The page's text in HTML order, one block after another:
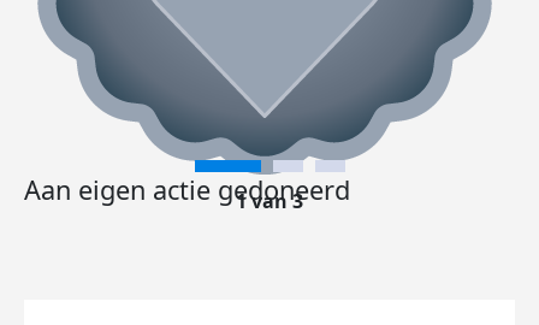
Aan eigen actie gedoneerd
1 van 3